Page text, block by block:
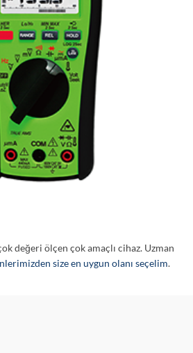
değeri ölçen çok amaçlı cihaz. Uzman
size en uygun olanı seçelim.